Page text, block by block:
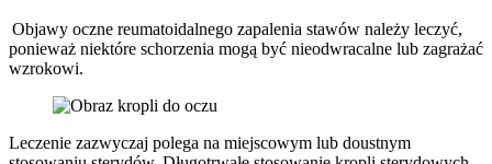
Objawy oczne reumatoidalnego zapalenia stawów należy leczyć,
ponieważ niektóre schorzenia mogą być nieodwracalne lub zagrażać
wzrokowi.
Leczenie zazwyczaj polega na miejscowym lub doustnym